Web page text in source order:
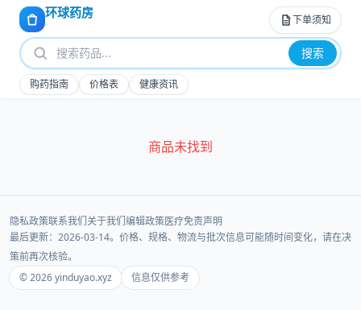
环球药房 下单须知
搜索
购药指南 价格表 健康资讯
商品未找到
隐私政策联系我们关于我们编辑政策医疗免责声明
最后更新：2026-03-14。价格、规格、物流与批次信息可能随时间变化，请在决
策前再次核验。
© 2026 yinduyao.xyz
信息仅供参考